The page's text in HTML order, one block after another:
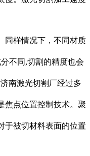
同样情况下，不同材质
不同,切割的精度也会
南激光切割厂经过多
焦点位置控制技术。聚
于被切材料表面的位置